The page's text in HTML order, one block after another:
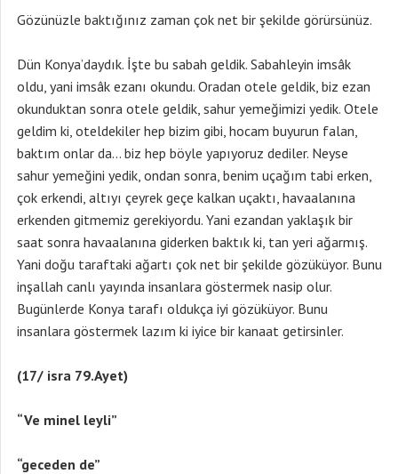
Gözünüzle baktığınız zaman çok net bir şekilde görürsünüz.
Dün Konya’daydık. İşte bu sabah geldik. Sabahleyin imsâk
oldu, yani imsâk ezanı okundu. Oradan otele geldik, biz ezan
okunduktan sonra otele geldik, sahur yemeğimizi yedik. Otele
geldim ki, oteldekiler hep bizim gibi, hocam buyurun falan,
baktım onlar da… biz hep böyle yapıyoruz dediler. Neyse
sahur yemeğini yedik, ondan sonra, benim uçağım tabi erken,
çok erkendi, altıyı çeyrek geçe kalkan uçaktı, havaalanına
erkenden gitmemiz gerekiyordu. Yani ezandan yaklaşık bir
saat sonra havaalanına giderken baktık ki, tan yeri ağarmış.
Yani doğu taraftaki ağartı çok net bir şekilde gözüküyor. Bunu
inşallah canlı yayında insanlara göstermek nasip olur.
Bugünlerde Konya tarafı oldukça iyi gözüküyor. Bunu
insanlara göstermek lazım ki iyice bir kanaat getirsinler.
(17/ isra 79.Ayet)
“Ve minel leyli”
“geceden de”